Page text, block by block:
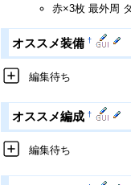
赤×3枚 最外周
オススメ装備†
編集待ち
オススメ編成†
編集待ち